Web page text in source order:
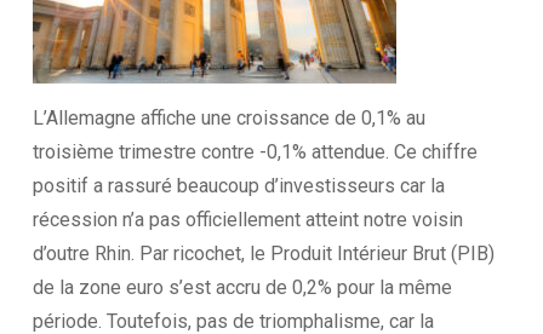
L’Allemagne affiche une croissance de 0,1% au
troisième trimestre contre -0,1% attendue. Ce chiffre
positif a rassuré beaucoup d’investisseurs car la
récession n’a pas officiellement atteint notre voisin
d’outre Rhin. Par ricochet, le Produit Intérieur Brut (PIB)
de la zone euro s’est accru de 0,2% pour la même
période. Toutefois, pas de triomphalisme, car la